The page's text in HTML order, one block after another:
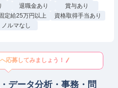
退職金あり
賞与あり
固定給25万円以上
資格取得手当あり
ノルマなし
応募してみましょう！
データ分析・事務・問